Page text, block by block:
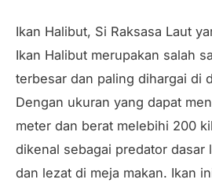
Ikan Halibut, Si Raksasa Laut
Ikan Halibut merupakan salah
terbesar dan paling dihargai di
Dengan ukuran yang dapat
meter dan berat melebihi 200
dikenal sebagai predator dasar
dan lezat di meja makan. Ikan